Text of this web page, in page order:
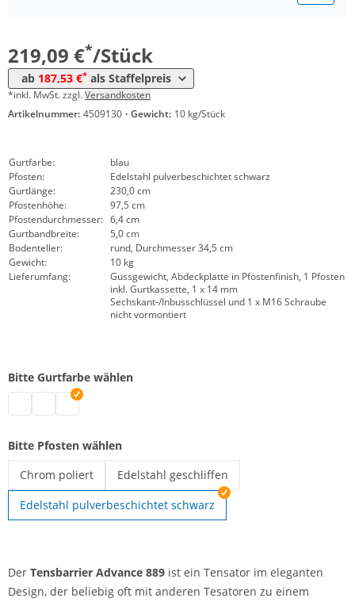
219,09 €*/Stück
ab 187,53 €* als Staffelpreis
*inkl. MwSt. zzgl.Versandkosten
Artikelnummer: 4509130 · Gewicht: 10 kg/Stück
Gurtfarbe:
blau
Pfosten:
Edelstahl pulverbeschichtet schwarz
Gurtlänge:
230,0 cm
Pfostenhöhe:
97,5 cm
Pfostendurchmesser: 6,4 cm
Gurtbandbreite:
5,0 cm
Bodenteller:
rund, Durchmesser 34,5 cm
Gewicht:
10 kg
Lieferumfang:
Gussgewicht, Abdeckplatte in Pfostenfinish, 1 Pfosten
inkl. Gurtkassette, 1 x 14 mm
Sechskant-/Inbusschlüssel und 1 x M16 Schraube
nicht vormontiert
Bitte Gurtfarbe wählen
Tensabarrier | rot
Tensabarrier | schwarz
Tensabarrier | blau
Bitte Pfosten wählen
Chrom poliert
Tensabarrier | Chrom poliert
Edelstahl geschliffen
Tensabarrier | Edelstahl geschliffen
Edelstahl pulverbeschichtet schwarz
Der Tensbarrier Advance 889 ist ein Tensator im eleganten
Design, der beliebig oft mit anderen Tesatoren zu einem